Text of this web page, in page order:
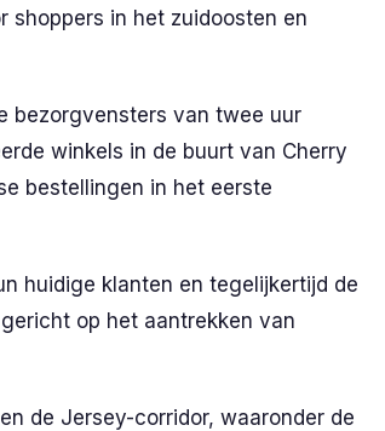
shoppers in het zuidoosten en
bezorgvensters van twee uur
winkels in de buurt van Cherry
bestellingen in het eerste
huidige klanten en tegelijkertijd de
op het aantrekken van
de Jersey-corridor, waaronder de